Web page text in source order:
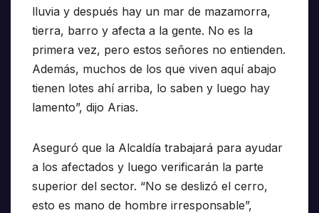
lluvia y después hay un mar de mazamorra,
tierra, barro y afecta a la gente. No es la
primera vez, pero estos señores no entienden.
Además, muchos de los que viven aquí abajo
tienen lotes ahí arriba, lo saben y luego hay
lamento”, dijo Arias.
Aseguró que la Alcaldía trabajará para ayudar
a los afectados y luego verificarán la parte
superior del sector. “No se deslizó el cerro,
esto es mano de hombre irresponsable”,